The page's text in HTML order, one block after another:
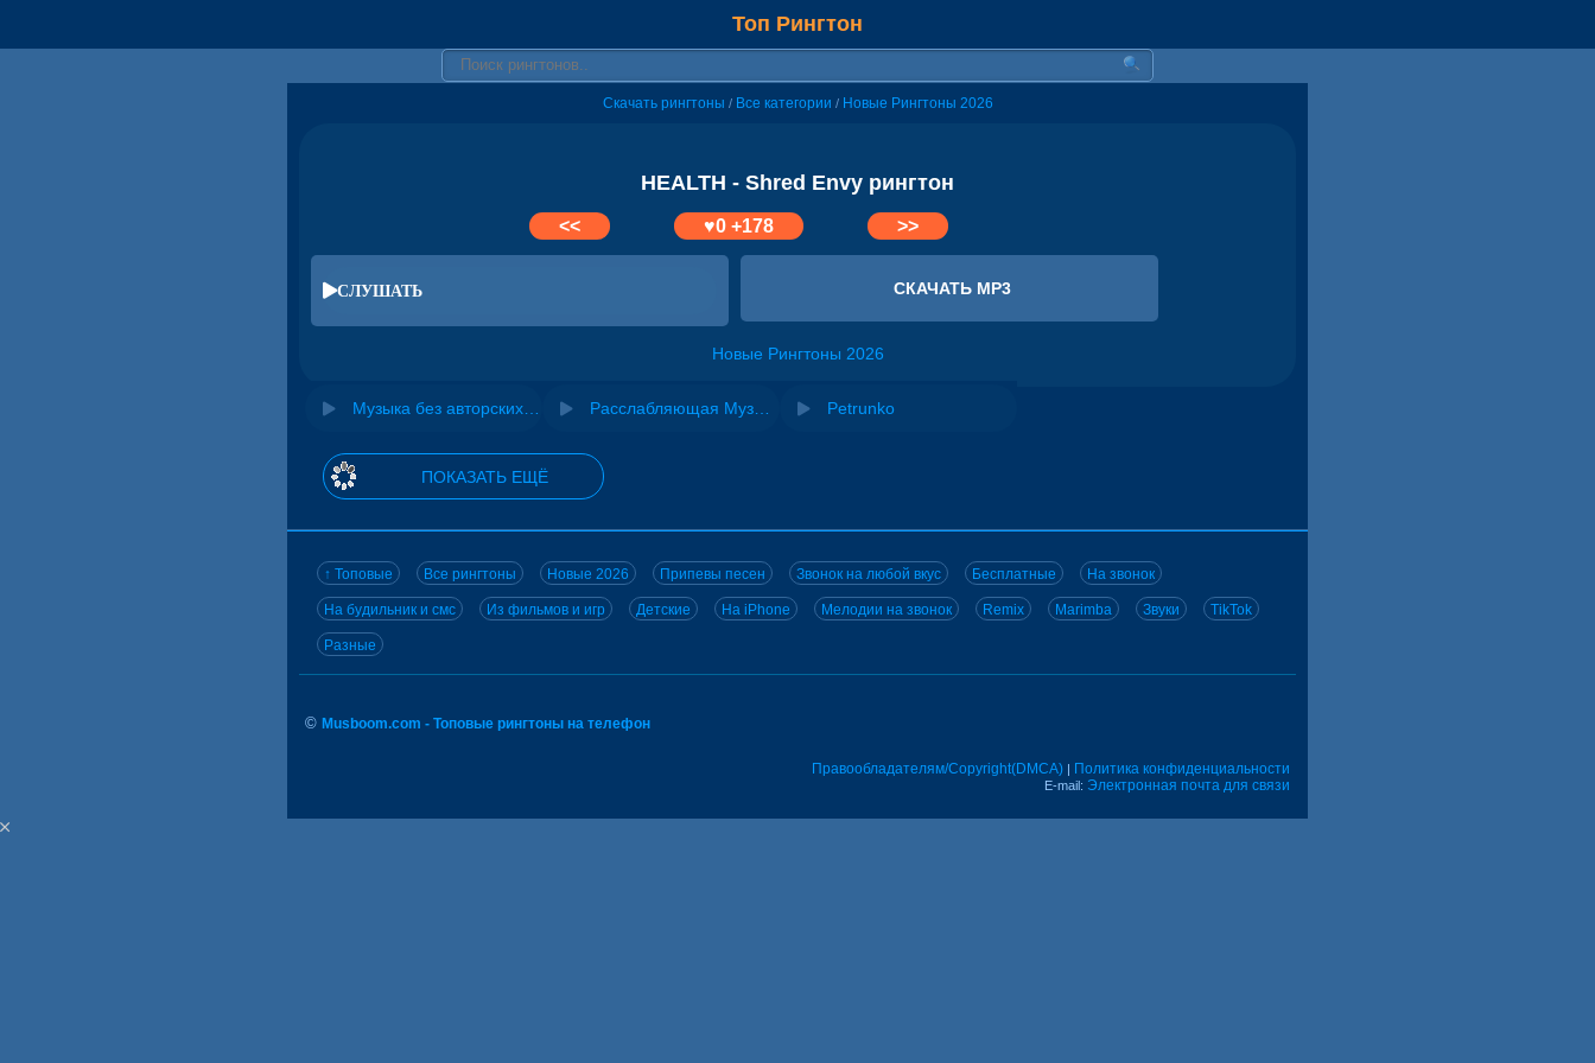
Топ Рингтон
Скачать рингтоны / Все категории / Новые Рингтоны 2026
HEALTH - Shred Envy рингтон
<< ♥0+178 >>
СЛУШАТЬ СКАЧАТЬ MP3
Новые Рингтоны 2026
Petrunko
ПОКАЗАТЬ ЕЩЁ
↑ Топовые Все рингтоны Новые 2026 Припевы песен Звонок на любой вкус Бесплатные На звонок
На будильник и смс Из фильмов и игр Детские На iPhone Мелодии на звонок Remix Marimba Звуки TikTok
Разные
© Musboom.com - Топовые рингтоны на телефон
Правообладателям/Copyright(DMCA) | Политика конфиденциальности
E-mail: Электронная почта для связи